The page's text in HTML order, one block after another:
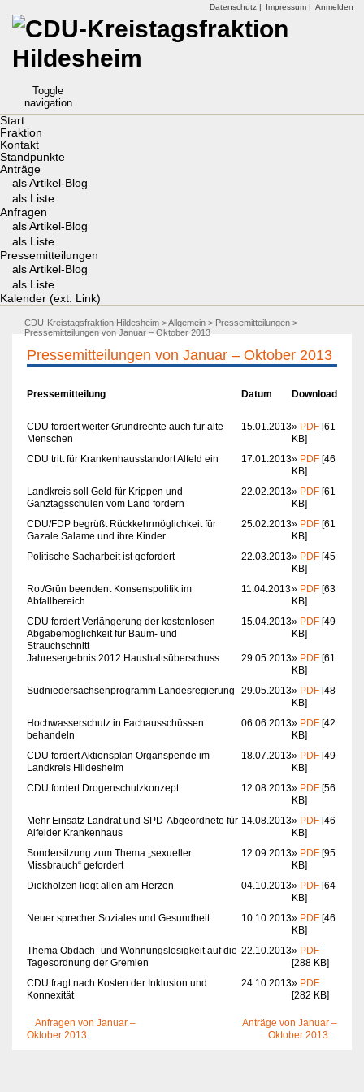
Datenschutz | Impressum | Anmelden
Toggle
navigation
Start
Fraktion
Kontakt
Standpunkte
Anträge
als Artikel-Blog
als Liste
Anfragen
als Artikel-Blog
als Liste
Pressemitteilungen
als Artikel-Blog
als Liste
Kalender (ext. Link)
CDU-Kreistagsfraktion Hildesheim >Allgemein > Pressemitteilungen >
Pressemitteilungen von Januar – Oktober 2013
Pressemitteilungen von Januar – Oktober 2013
Pressemitteilung Datum Download
CDU fordert weiter Grundrechte auch für alte
Menschen
15.01.2013» PDF [61
KB]
CDU tritt für Krankenhausstandort Alfeld ein
17.01.2013» PDF [46
KB]
Landkreis soll Geld für Krippen und
Ganztagsschulen vom Land fordern
22.02.2013» PDF [61
KB]
CDU/FDP begrüßt Rückkehrmöglichkeit für
Gazale Salame und ihre Kinder
25.02.2013» PDF [61
KB]
Politische Sacharbeit ist gefordert
22.03.2013» PDF [45
KB]
Rot/Grün beendent Konsenspolitik im
Abfallbereich
11.04.2013» PDF [63
KB]
CDU fordert Verlängerung der kostenlosen
Abgabemöglichkeit für Baum- und
Strauchschnitt
15.04.2013» PDF [49
KB]
Jahresergebnis 2012 Haushaltsüberschuss 29.05.2013» PDF [61
KB]
Südniedersachsenprogramm Landesregierung
29.05.2013» PDF [48
KB]
Hochwasserschutz in Fachausschüssen
behandeln
06.06.2013» PDF [42
KB]
CDU fordert Aktionsplan Organspende im
Landkreis Hildesheim
18.07.2013» PDF [49
KB]
CDU fordert Drogenschutzkonzept
12.08.2013» PDF [56
KB]
Mehr Einsatz Landrat und SPD-Abgeordnete für
Alfelder Krankenhaus
14.08.2013» PDF [46
KB]
Sondersitzung zum Thema „sexueller
Missbrauch“ gefordert
12.09.2013» PDF [95
KB]
Diekholzen liegt allen am Herzen
04.10.2013» PDF [64
KB]
Neuer sprecher Soziales und Gesundheit
10.10.2013» PDF [46
KB]
Thema Obdach- und Wohnungslosigkeit auf die
Tagesordnung der Gremien
22.10.2013» PDF
[288 KB]
CDU fragt nach Kosten der Inklusion und
Konnexität
24.10.2013» PDF
[282 KB]
Anfragen von Januar –
Oktober 2013
Anträge von Januar –
Oktober 2013